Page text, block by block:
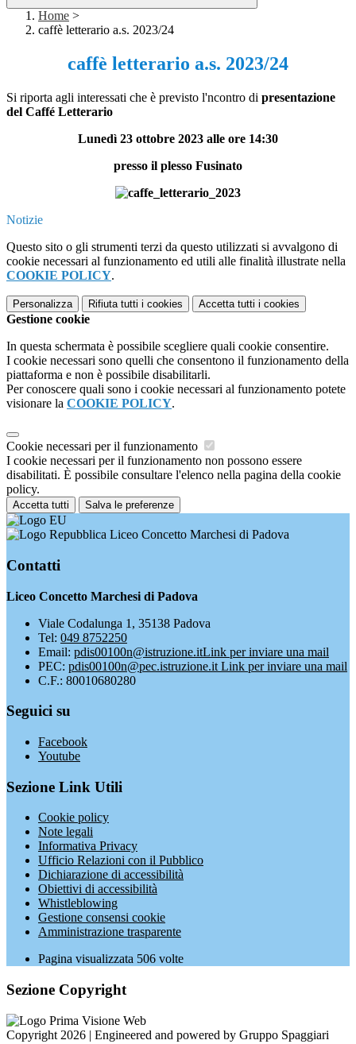
Home >
caffè letterario a.s. 2023/24
caffè letterario a.s. 2023/24
Si riporta agli interessati che è previsto l'ncontro di presentazione
del Caffé Letterario
Lunedì 23 ottobre 2023 alle ore 14:30
presso il plesso Fusinato
Notizie
Questo sito o gli strumenti terzi da questo utilizzati si avvalgono di
cookie necessari al funzionamento ed utili alle finalità illustrate nella
COOKIE POLICY.
Personalizza Rifiuta tutti i cookies Accetta tutti i cookies
Gestione cookie
In questa schermata è possibile scegliere quali cookie consentire.
I cookie necessari sono quelli che consentono il funzionamento della
piattaforma e non è possibile disabilitarli.
Per conoscere quali sono i cookie necessari al funzionamento potete
visionare la COOKIE POLICY.
Cookie necessari per il funzionamento
I cookie necessari per il funzionamento non possono essere
disabilitati. È possibile consultare l'elenco nella pagina della cookie
policy.
Accetta tutti Salva le preferenze
Liceo Concetto Marchesi di Padova
Contatti
Liceo Concetto Marchesi di Padova
Viale Codalunga 1, 35138 Padova
Tel: 049 8752250
Email: pdis00100n@istruzione.itLink per inviare una mail
PEC: pdis00100n@pec.istruzione.it Link per inviare una mail
C.F.: 80010680280
Seguici su
Facebook
Youtube
Sezione Link Utili
Cookie policy
Note legali
Informativa Privacy
Ufficio Relazioni con il Pubblico
Dichiarazione di accessibilità
Obiettivi di accessibilità
Whistleblowing
Gestione consensi cookie
Amministrazione trasparente
Pagina visualizzata 506 volte
Sezione Copyright
Copyright 2026 | Engineered and powered by Gruppo Spaggiari